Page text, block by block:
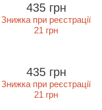
435 грн
Знижка при реєстрації
21 грн
435 грн
Знижка при реєстрації
21 грн